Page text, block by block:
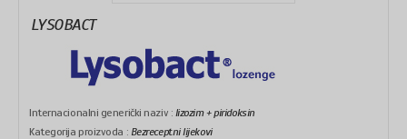
LYSOBACT
Internacionalni generički naziv : lizozim + piridoksin
Kategorija proizvoda : Bezreceptni lijekovi